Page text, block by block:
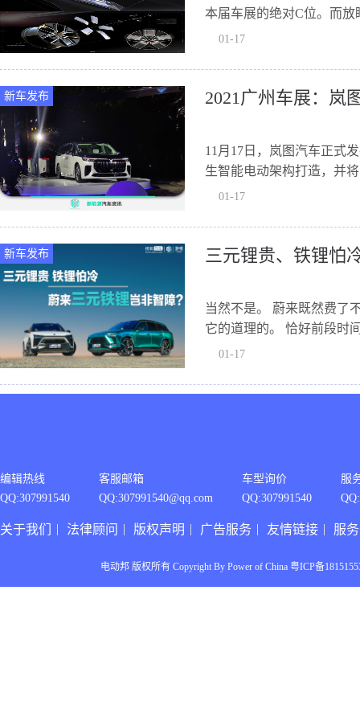
本届车展的绝对C位。而
存在...
01-17
新车发布 2021广州车展：岚
11月17日，岚图汽车正式
生智能电动架构打造，并
FREE类似的家族...
01-17
新车发布 三元锂贵、铁锂怕
当然不是。 蔚来既然费了
它的道理的。 恰好前段时
的全新...
01-17
编辑热线
QQ:307991540
客服邮箱
QQ:307991540@qq.com
车型询价
QQ:307991540
服
关于我们 法律顾问 版权声明 广告服务 友情链接 服
电动邦 版权所有 Copyright By Power of China 粤ICP备